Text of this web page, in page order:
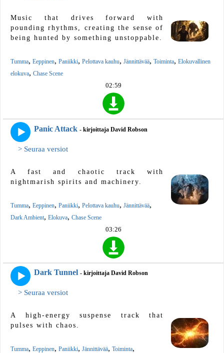
Music that drives forward with
pounding rhythms, creating the sense of
being hunted by something unstoppable.
Tumma, Eeppinen, Paniikki, Pelottava kauhu, Jännittävää, Toiminta, Elokuvallinen
elokuva, Chase Scene
02:59
Panic Attack - kirjoittaja David Robson
> Seuraa versiot
A fast and chaotic track with
nightmarish spirits and machinery.
Tumma, Eeppinen, Paniikki, Pelottava kauhu, Jännittävää,
Dark Ambient, Elokuva, Chase Scene
03:26
Dark Tunnel - kirjoittaja David Robson
> Seuraa versiot
A high-energy suspense track that
pulses with chaos.
Tumma, Eeppinen, Paniikki, Jännittävää, Toiminta,